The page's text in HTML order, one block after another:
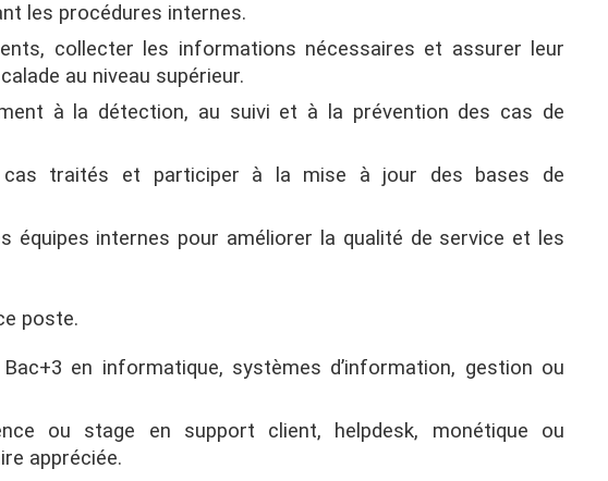
les procédures internes.
collecter les informations nécessaires et assurer leur
au niveau supérieur.
à la détection, au suivi et à la prévention des cas de
cas traités et participer à la mise à jour des bases de
équipes internes pour améliorer la qualité de service et les
poste.
en informatique, systèmes d’information, gestion ou
ou stage en support client, helpdesk, monétique ou
appréciée.